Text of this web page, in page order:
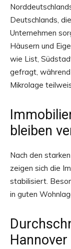
Deutschlands,
Unternehmen
Häusern und
wie List,
gefragt,
Mikrolage
bleiben
Nach den
zeigen sich die
stabilisiert.
in guten